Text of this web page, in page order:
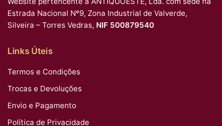
Estrada Nacional Nº9, Zona Industrial de Valverde,
Silveira – Torres Vedras, NIF 500879540
Links Úteis
Termos e Condições
Trocas e Devoluções
Envio e Pagamento
Política de Privacidade